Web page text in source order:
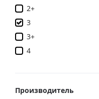
2+
3
3+
4
Производитель